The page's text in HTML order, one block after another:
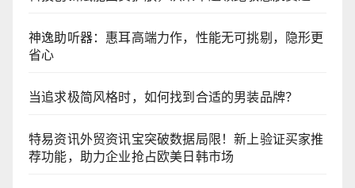
神逸助听器：惠耳高端力作，性能无可挑剔，隐形更
省心
当追求极简风格时，如何找到合适的男装品牌？
特易资讯外贸资讯宝突破数据局限！新上验证买家推
荐功能，助力企业抢占欧美日韩市场